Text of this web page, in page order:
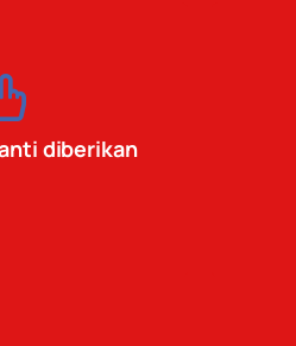
diberikan